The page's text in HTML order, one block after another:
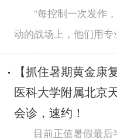
"每控制一次发作
动的战场上，他们用专
【抓住暑期黄金康
医科大学附属北京
会诊，速约！
目前正值暑假最